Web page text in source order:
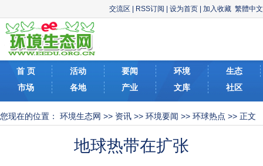
交流区 RSS订阅 设为首页 加入收藏 繁體中文
首 页 活动 要闻 环境
生态
市场
各地 产业 文库 社区
您现在的位置： 环境生态网 >> 资讯 >> 环境要闻 >> 环球热点 >> 正文
地球热带在扩张